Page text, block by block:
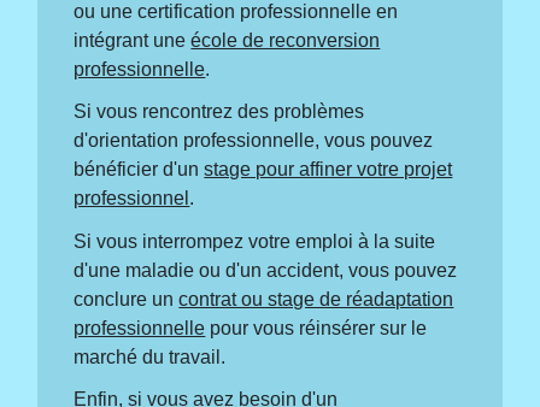
ou une certification professionnelle en
intégrant uneécole de reconversion
professionnelle.
Si vous rencontrez des problèmes
d'orientation professionnelle, vous pouvez
bénéficier d'unstage pour affiner votre projet
professionnel .
Si vous interrompez votre emploi à la suite
d'une maladie ou d'un accident, vous pouvez
conclure uncontrat ou stage de réadaptation
professionnelle pour vous réinsérer sur le
marché du travail.
Enfin, si vous avez besoin d'un